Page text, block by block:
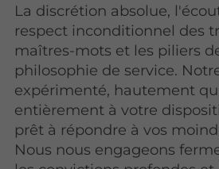
La discrétion absolue,
respect inconditionnel des
maîtres-mots et les piliers
philosophie de service.
expérimenté, hautement
entièrement à votre
prêt à répondre à vos
Nous nous engageons